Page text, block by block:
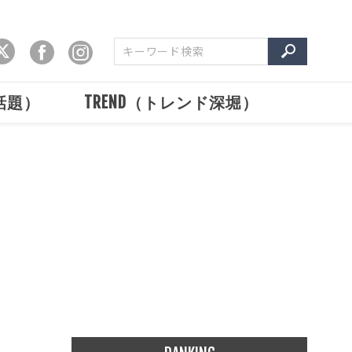
） TREND（トレンド深堀）